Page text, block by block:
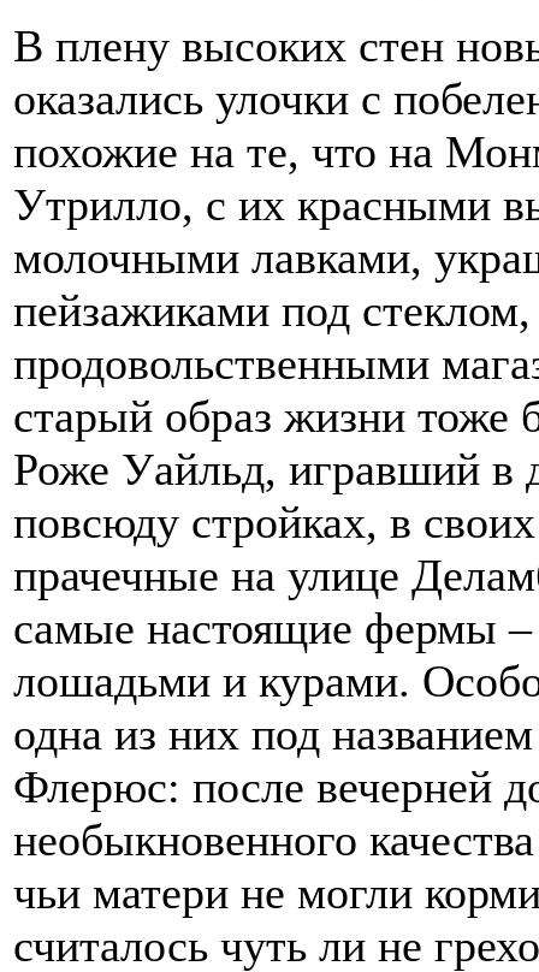
В плену высоких стен
оказались улочки с
похожие на те, что на
Утрилло, с их красными
молочными лавками,
пейзажиками под
продовольственными
старый образ жизни тоже
Роже Уайльд, игравший в
повсюду стройках, в
прачечные на улице
самые настоящие фермы
лошадьми и курами.
одна из них под
Флерюс: после вечерней
необыкновенного
чьи матери не могли
считалось чуть ли не